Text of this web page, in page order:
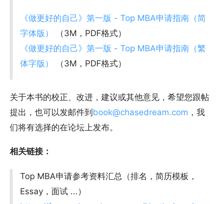
《做更好的自己》第一版 - Top MBA申请指南（简
字体版）
（3M，PDF格式）
《做更好的自己》第一版 - Top MBA申请指南（繁
体字版）
（3M，PDF格式）
关于本书的校正、改进，建议或其他意见，希望您跟帖
提出，也可以发邮件到book@chasedream.com ，我
们将有选择的在论坛上发布。
相关链接：
Top MBA申请参考资料汇总（排名，简历模板，
Essay，面试 ...）